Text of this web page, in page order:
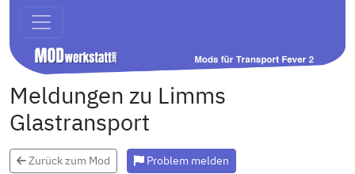
Meldungen zu Limms
Glastransport
Zurück zum Mod Problem melden